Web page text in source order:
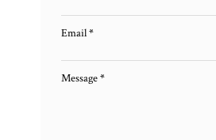
Email*
Message*